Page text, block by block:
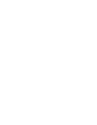
前が珍しい”と